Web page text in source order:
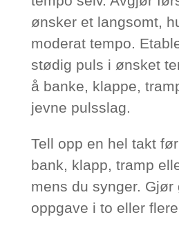
ønsker et langsomt,
moderat tempo.
stødig puls i ønsket
å banke, klappe,
jevne pulsslag.
Tell opp en hel takt
bank, klapp, tramp
mens du synger. Gjør
oppgave i to eller